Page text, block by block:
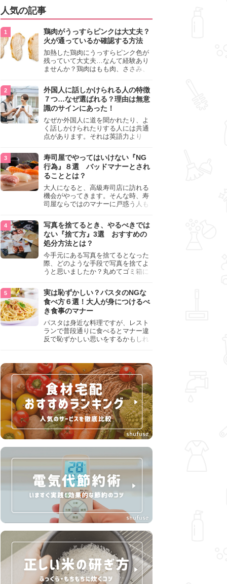
人気の記事
鶏肉がうっすらピンクは大丈夫？
火が通っているか確認する方法
加熱した鶏肉にうっすらピンク色が
残っていて大丈夫…なんて経験あり
ませんか？鶏肉はもも肉、ささみ、
わいが異なり、いろいろと楽しめる
料理ですが、鶏肉は加熱した後でも
うっすらピンク色の部分が大丈夫な
のと気になるときがあります。この
記事では生焼けか火が通っているの
かを確認する方法や、鶏肉を調理す
るときの注意点を紹介しますので、
参考にしてみてくださいね。
外国人に話しかけられる人の特徴
７つ…なぜ選ばれる？理由は無意
識のサインにあった！
なぜか外国人に道を聞かれたり、よ
く話しかけられたりする人には共通
点があります。それは英語力より
けても大丈夫」というサインが関係
しています。よく選ばれる人の特徴
や、英語が苦手でも焦らない対処
法、自分を守るための注意点を詳し
く解説します。
寿司屋でやってはいけない『NG
行為』８選 バッドマナーとされ
ることとは？
大人になると、高級寿司店に訪れる
機会がやってきます。そんな時、寿
司屋ならではのマナーに戸惑う人も
らためて寿司屋でやってはいけない
『NG行為』をチェックしましょう。
写真を捨てるとき、やるべきでは
ない『捨て方』3選 おすすめの
処分方法とは？
今手元にある写真を捨てるとなった
際、どのような手段で写真を捨てよ
うと思いましたか？丸めてゴミ箱に
真は個人情報が詰まっているので、
ただ丸めただけの状態で捨ててしま
うのは危険です。写真にすべきでは
ない捨て方をまとめているので、ぜ
ひチェックしておきましょう。
実は恥ずかしい？パスタのNGな
食べ方６選！大人が身につけるべ
き食事のマナー
パスタは身近な料理ですが、レスト
ランで普段通りに食べるとマナー違
反で恥ずかしい思いをするかもしれ
して、正しい食べ方を確認しましょ
う。大人の嗜みとして知っておきた
い新常識を解説します。